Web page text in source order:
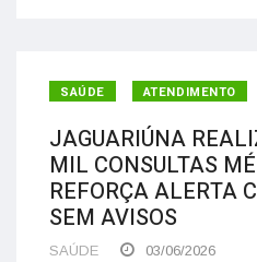
SAÚDE ATENDIMENTO
JAGUARIÚNA
MIL CONSULTAS
REFORÇA ALERTA
SEM AVISOS
SAÚDE 03/06/2026